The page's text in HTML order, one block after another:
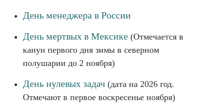
День менеджера в России
День мертвых в Мексике (Отмечается в
канун первого дня зимы в северном
полушарии до 2 ноября)
День нулевых задач (дата на 2026 год.
Отмечают в первое воскресенье ноября)